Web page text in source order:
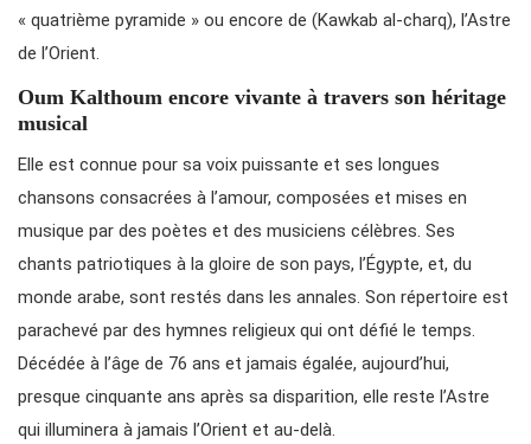
« quatrième pyramide » ou encore de (Kawkab al-charq), l’Astre
de l’Orient.
Oum Kalthoum encore vivante à travers son héritage
musical
Elle est connue pour sa voix puissante et ses longues
chansons consacrées à l’amour, composées et mises en
musique par des poètes et des musiciens célèbres. Ses
chants patriotiques à la gloire de son pays, l’Égypte, et, du
monde arabe, sont restés dans les annales. Son répertoire est
parachevé par des hymnes religieux qui ont défié le temps.
Décédée à l’âge de 76 ans et jamais égalée, aujourd’hui,
presque cinquante ans après sa disparition, elle reste l’Astre
qui illuminera à jamais l’Orient et au-delà.